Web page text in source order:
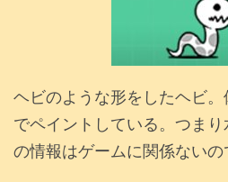
ヘビのような形をしたヘビ
でペイントしている。つま
の情報はゲームに関係ないの